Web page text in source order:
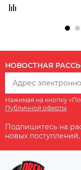
НОВОСТНАЯ
Нажимая на кнопку
Публичной оферты
Подпишитесь на
новых